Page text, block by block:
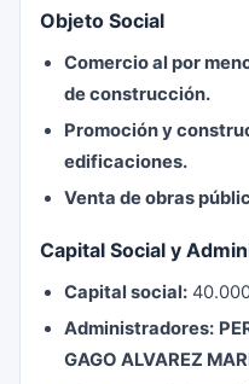
Objeto Social
Comercio al por
de construcción.
Promoción y
edificaciones.
Venta de obras
Capital Social y
Capital social:
Administradores:
GAGO ALVAREZ